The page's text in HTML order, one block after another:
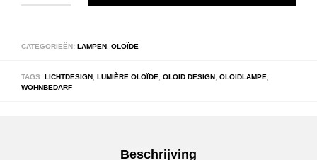
CATEGORIEËN: LAMPEN OLOÏDE
TAGS: LICHTDESIGN LUMIÈRE OLOÏDE OLOID DESIGN OLOIDLAMPE
WOHNBEDARF
Beschrijving